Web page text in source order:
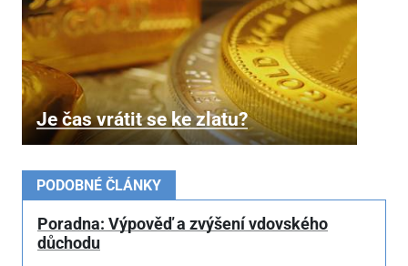
Je čas vrátit se ke zlatu?
PODOBNÉ ČLÁNKY
Poradna: Výpověď a zvýšení vdovského
důchodu